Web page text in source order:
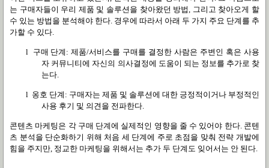
는 구매자들이 우리 제품 및 솔루션을 찾아왔던 방법
그리고 찾아오게 할
수 있는 방법을 분석해야 한다 경우에 따라서 아래 두 가지 주요 단계를 추
가할 수 있다
l 구매 단계 :제품/서비스를 구매를 결정한 사람은 주변인 혹은 사용
자 커뮤니티에 자신의 의사결정에 도움이 되는 정보를 추가로 찾
는다
l 옹호 단계 : 구매자는 제품 및 솔루션에 대한 긍정적이거나 부정적인
사용 후기 및 의견을 전파한다
콘텐츠 마케팅은 각 구매 단계에 실제적인 영향을 줄 수 있어야 한다. 콘텐
츠 분석을 단순화하기 위해 처음 세 단계에 주로 초점을 맞춰 전략 개발에
힘을 주지만 정교한 마케팅을 위해서는 추가 두 단계도 잊어서는 안 된다